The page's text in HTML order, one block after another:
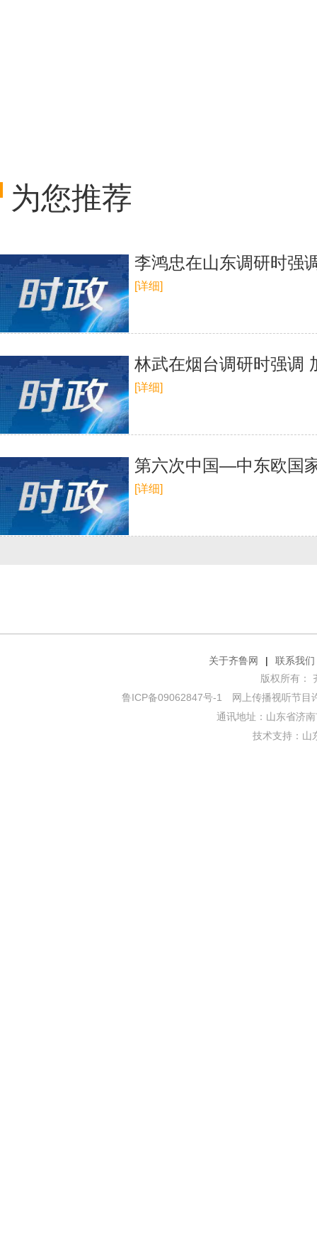
为您推荐
李鸿忠在山东调研时强
[详细]
林武在烟台调研时强调
[详细]
第六次中国—中东欧国
[详细]
关于齐鲁网 |
联系我们
版权所有：
鲁ICP备09062847号-1
网上传播视听节目
通讯地址：山东省济
技术支持： 山